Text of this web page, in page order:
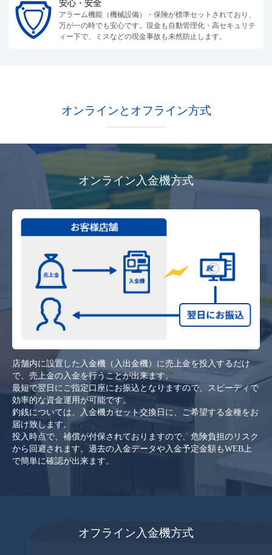
安心・安全
アラーム機能（機械設備）・保険が標準セットされており、
万が一の時でも安心です。現金も自動管理化・高セキュリテ
ィー下で、ミスなどの現金事故も未然防止します。
オンラインとオフライン方式
オンライン入金機方式
店舗内に設置した入金機（入出金機）に売上金を投入するだけ
で、売上金の入金を行うことが出来ます。
最短で翌日にご指定口座にお振込となりますので、スピーディで
効率的な資金運用が可能です。
釣銭については、入金機カセット交換日に、ご希望する金種をお
届け致します。
投入時点で、補償が付保されておりますので、危険負担のリスク
から回避されます。過去の入金データや入金予定金額もWEB上
で簡単に確認が出来ます。
オフライン入金機方式